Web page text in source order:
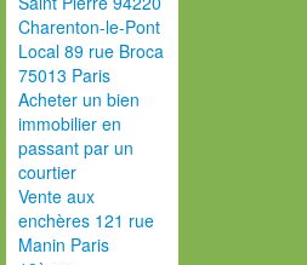
Charenton-le-Pont
Local 89 rue Broca
75013 Paris
Acheter un bien
immobilier en
passant par un
courtier
Vente aux
enchères 121 rue
Manin Paris